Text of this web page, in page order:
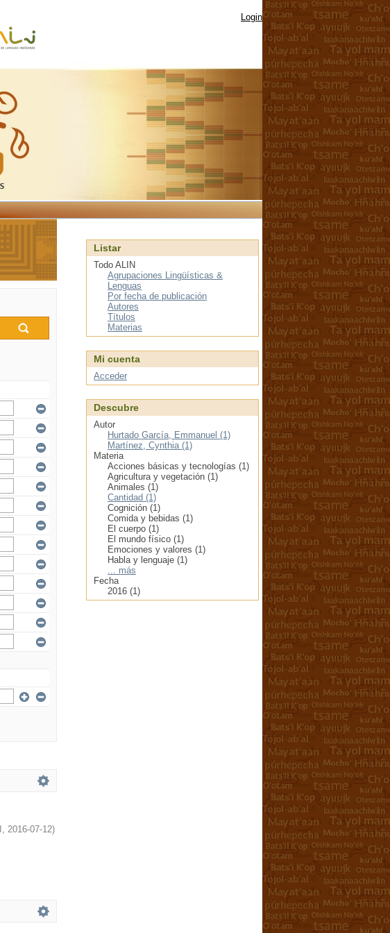
Login
, 2016-07-12)
Listar
Todo ALIN
Agrupaciones Lingüísticas &
Lenguas
Por fecha de publicación
Autores
Títulos
Materias
Mi cuenta
Acceder
Descubre
Autor
Hurtado García, Emmanuel (1)
Martínez, Cynthia (1)
Materia
Acciones básicas y tecnologías (1)
Agricultura y vegetación (1)
Animales (1)
Cantidad (1)
Cognición (1)
Comida y bebidas (1)
El cuerpo (1)
El mundo físico (1)
Emociones y valores (1)
Habla y lenguaje (1)
... más
Fecha
2016 (1)